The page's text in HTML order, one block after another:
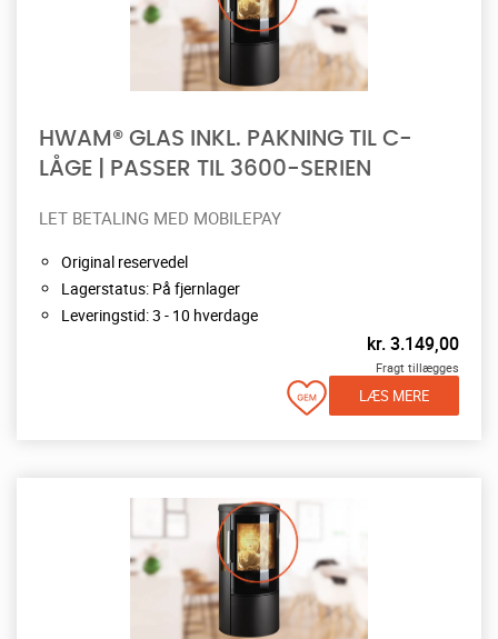
HWAM® GLAS INKL. PAKNING TIL C-
LÅGE | PASSER TIL 3600-SERIEN
LET BETALING MED MOBILEPAY
Original reservedel
Lagerstatus: På fjernlager
Leveringstid: 3 - 10 hverdage
kr.3.149,00
Fragt tillægges
LÆS MERE